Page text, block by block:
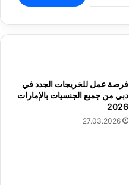
فرصة عمل للخريجات الجدد في
دبي من جميع الجنسيات بالإمارات
2026
27.03.2026